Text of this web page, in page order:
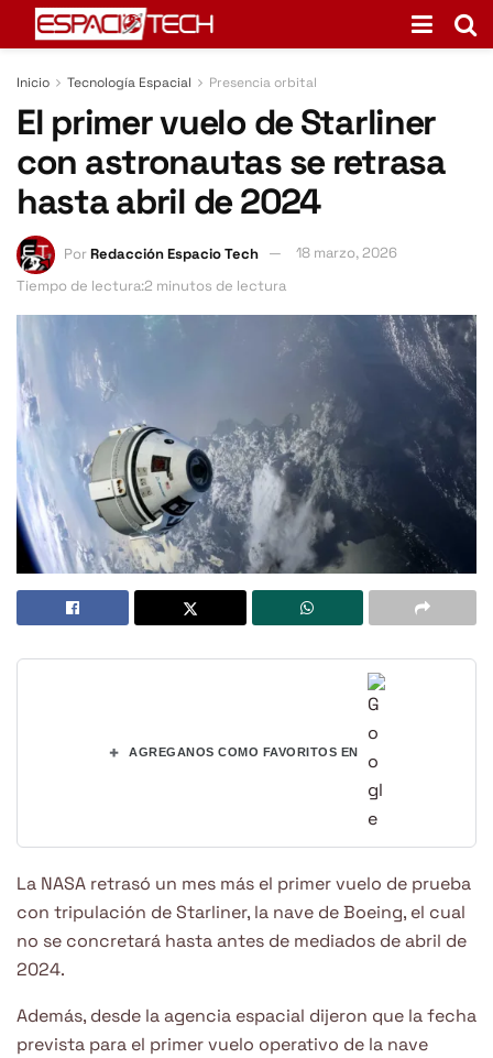
Inicio Tecnología Espacial Presencia orbital
El primer vuelo de Starliner
con astronautas se retrasa
hasta abril de 2024
PorRedacción Espacio Tech
18 marzo, 2026
Tiempo de lectura:2 minutos de lectura
+ AGREGANOS COMO FAVORITOS EN
La NASA retrasó un mes más el primer vuelo de prueba
con tripulación de Starliner, la nave de Boeing, el cual
no se concretará hasta antes de mediados de abril de
2024.
Además, desde la agencia espacial dijeron que la fecha
prevista para el primer vuelo operativo de la nave